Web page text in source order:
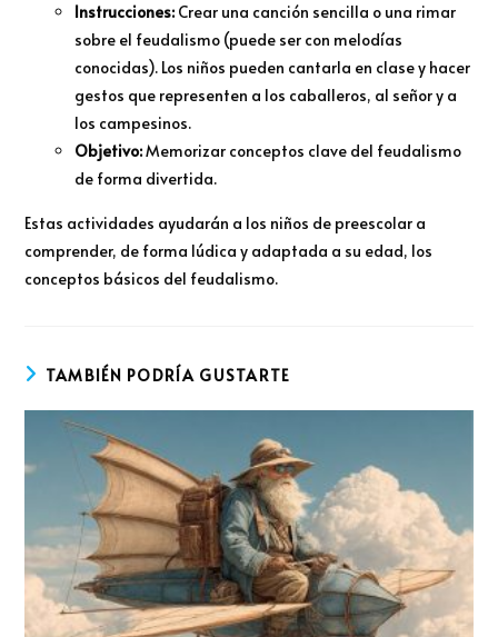
Instrucciones: Crear una canción sencilla o una rimar
sobre el feudalismo (puede ser con melodías
conocidas). Los niños pueden cantarla en clase y hacer
gestos que representen a los caballeros, al señor y a
los campesinos.
Objetivo:Memorizar conceptos clave del feudalismo
de forma divertida.
Estas actividades ayudarán a los niños de preescolar a
comprender, de forma lúdica y adaptada a su edad, los
conceptos básicos del feudalismo.
TAMBIÉN PODRÍA GUSTARTE